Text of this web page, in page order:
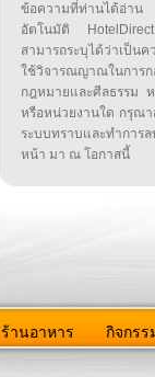
ข้อความที่ท่านได้อ่าน
อัตโนมัติ
สามารถระบุได้ว่าเป็น
ใช้วิจารณญาณในกา
กฎหมายและศีลธรรม
หรือหน่วยงานใด กรุณา
ระบบทราบและทำกา
หน้า มา ณ โอกาสนี้
ร้านอาหาร กิจกรร